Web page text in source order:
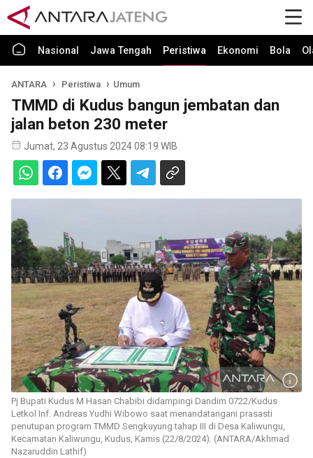
Nasional Jawa Tengah Peristiwa Ekonomi Bola
ANTARA Peristiwa Umum
TMMD di Kudus bangun jembatan dan
jalan beton 230 meter
Jumat, 23 Agustus 2024 08:19 WIB
Pj Bupati Kudus M Hasan Chabibi didampingi Dandim 0722/Kudus
Letkol Inf. Andreas Yudhi Wibowo saat menandatangani prasasti
penutupan program TMMD Sengkuyung tahap III di Desa Kaliwungu,
Kecamatan Kaliwungu, Kudus, Kamis (22/8/2024). (ANTARA/Akhmad
Nazaruddin Lathif)